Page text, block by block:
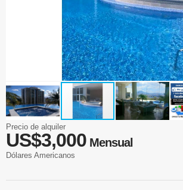
Precio de alquiler
US$3,000 Mensual
Dólares Americanos